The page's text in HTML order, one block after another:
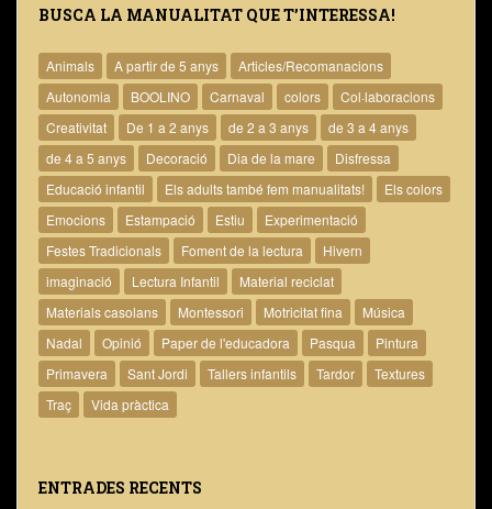
BUSCA LA MANUALITAT QUE T’INTERESSA!
Animals A partir de 5 anys
Articles/Recomanacions
Autonomia
BOOLINO Carnaval colors
Col·laboracions
Creativitat
De 1 a 2 anys de 2 a 3 anys
de 3 a 4 anys
de 4 a 5 anys
Decoració Dia de la mare
Disfressa
Educació infantil
Els adults també fem manualitats!
Els colors
Emocions
Estampació Estiu
Experimentació
Festes Tradicionals
Foment de la lectura
Hivern
imaginació
Lectura Infantil
Material reciclat
Materials casolans
Montessori Motricitat fina
Música
Nadal
Opinió Paper de l'educadora Pasqua
Pintura
Primavera
Sant Jordi Tallers infantils Tardor
Textures
Traç
Vida pràctica
ENTRADES RECENTS